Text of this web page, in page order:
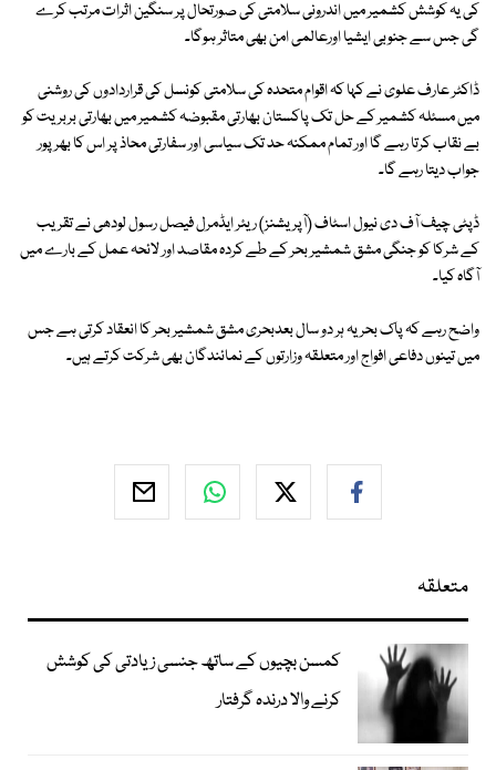
کی یہ کوشش کشمیر میں اندرونی سلامتی کی صورتحال پر سنگین اثرات مرتب کرے
گی جس سے جنوبی ایشیا اورعالمی امن بھی متاثر ہوگا۔
ڈاکٹر عارف علوی نے کہا کہ اقوام متحدہ کی سلامتی کونسل کی قراردادوں کی روشنی
میں مسئلہ کشمیر کے حل تک پاکستان بھارتی مقبوضہ کشمیر میں بھارتی بربریت کو
بے نقاب کرتا رہے گا اور تمام ممکنہ حد تک سیاسی اور سفارتی محاذ پر اس کا بھر پور
جواب دیتا رہے گا۔
ڈپٹی چیف آف دی نیول اسٹاف (آپریشنز) ریئر ایڈمرل فیصل رسول لودھی نے تقریب
کے شرکا کو جنگی مشق شمشیر بحر کے طے کردہ مقاصد اور لائحہ عمل کے بارے میں
آگاہ کیا۔
واضح رہے کہ پاک بحریہ ہر دو سال بعدبحری مشق شمشیر بحر کا انعقاد کرتی ہے جس
میں تینوں دفاعی افواج اور متعلقہ وزارتوں کے نمائندگان بھی شرکت کرتے ہیں۔
متعلقہ
کمسن بچیوں کے ساتھ جنسی زیادتی کی کوشش
کرنے والا درندہ گرفتار